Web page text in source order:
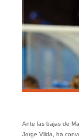
Ante las bajas de
Jorge Vilda, ha